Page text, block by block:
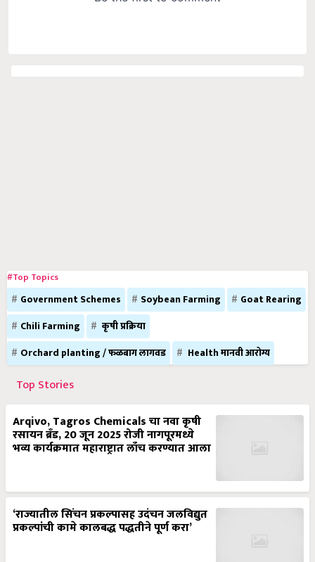
#Top Topics
Government Schemes Soybean Farming
Goat Rearing
Chili Farming
कृषी प्रक्रिया
Orchard planting / फळबाग लागवड
Health मानवी आरोग्य
Top Stories
Arqivo, Tagros Chemicals चा नवा कृषी
रसायन ब्रँड, 20 जून 2025 रोजी नागपूरमध्ये
भव्य कार्यक्रमात महाराष्ट्रात लाँच करण्यात आला
‘राज्यातील सिंचन प्रकल्पासह उदंचन जलविद्युत
प्रकल्पांची कामे कालबद्ध पद्धतीने पूर्ण करा’